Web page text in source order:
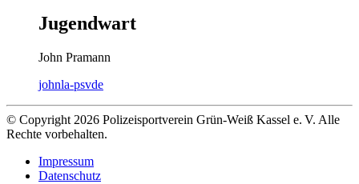
Jugendwart
John Pramann
johnla-psvde
© Copyright 2026 Polizeisportverein Grün-Weiß Kassel e. V. Alle
Rechte vorbehalten.
Impressum
Datenschutz